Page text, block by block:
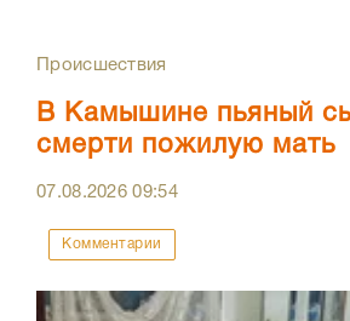
Происшествия
В Камышине пьяный
смерти пожилую мать
07.08.202609:54
Комментарии